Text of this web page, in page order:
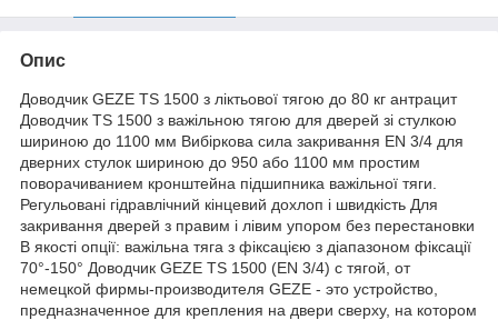
Опис
Доводчик GEZE TS 1500 з ліктьової тягою до 80 кг антрацит
Доводчик TS 1500 з важільною тягою для дверей зі стулкою
шириною до 1100 мм Вибіркова сила закривання EN 3/4 для
дверних стулок шириною до 950 або 1100 мм простим
поворачиванием кронштейна підшипника важільної тяги.
Регульовані гідравлічний кінцевий дохлоп і швидкість Для
закривання дверей з правим і лівим упором без перестановки
В якості опції: важільна тяга з фіксацією з діапазоном фіксації
70°-150° Доводчик GEZE TS 1500 (EN 3/4) с тягой, от
немецкой фирмы-производителя GEZE - это устройство,
предназначенное для крепления на двери сверху, на котором